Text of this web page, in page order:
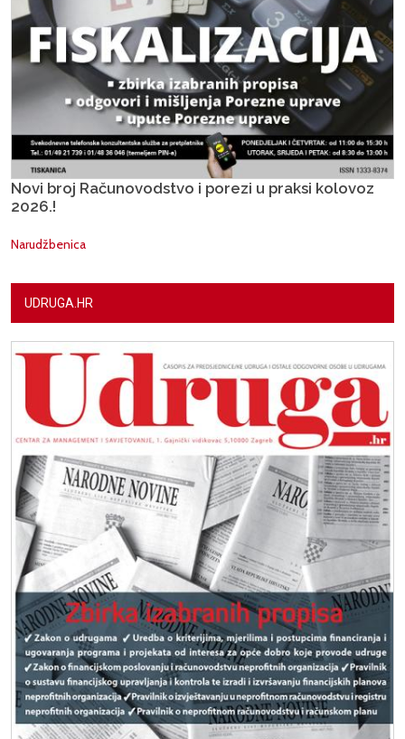
Novi broj Računovodstvo i porezi u praksi kolovoz
2026.!
Narudžbenica
UDRUGA.HR